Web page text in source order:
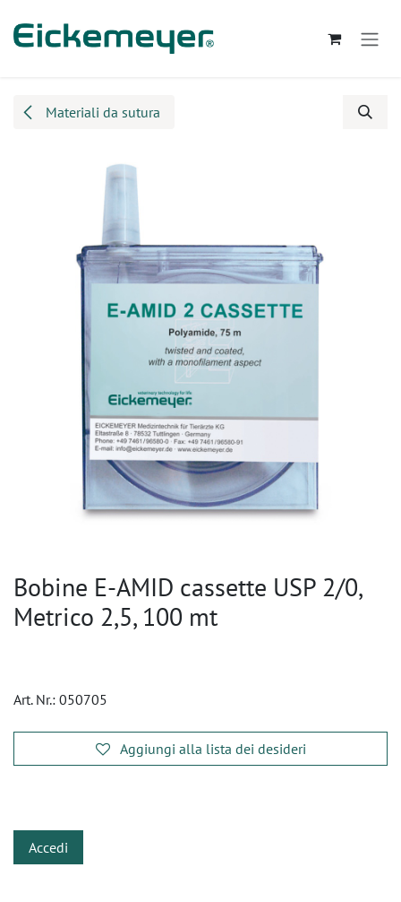
Materiali da sutura
Bobine E-AMID cassette USP 2/0,
Metrico 2,5, 100 mt
Art. Nr.: 050705
Aggiungi alla lista dei desideri
Accedi